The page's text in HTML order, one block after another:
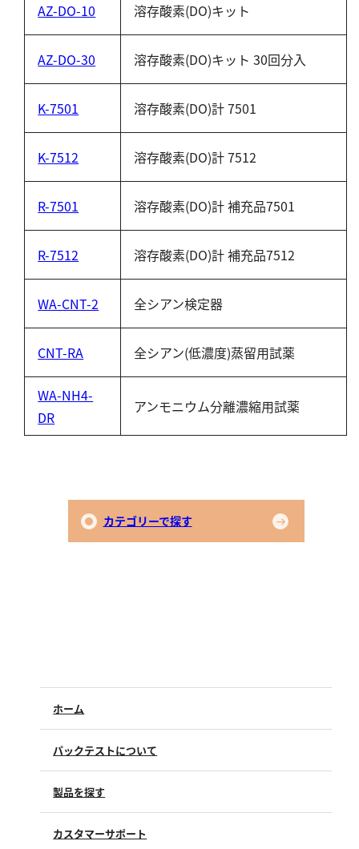
AZ-DO-10 溶存酸素(DO)キット
AZ-DO-30 溶存酸素(DO)キット 30回分入
K-7501 溶存酸素(DO)計 7501
K-7512 溶存酸素(DO)計 7512
R-7501 溶存酸素(DO)計 補充品7501
R-7512 溶存酸素(DO)計 補充品7512
WA-CNT-2 全シアン検定器
CNT-RA 全シアン(低濃度)蒸留用試薬
WA-NH4-
DR
アンモニウム分離濃縮用試薬
カテゴリーで探す
ホーム
パックテストについて
製品を探す
カスタマーサポート